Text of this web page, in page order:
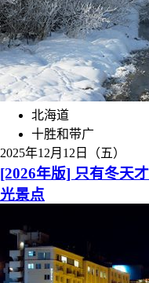
北海道
十胜和带广
2025年12月12日（五）
[2026年版] 只有冬天
光景点